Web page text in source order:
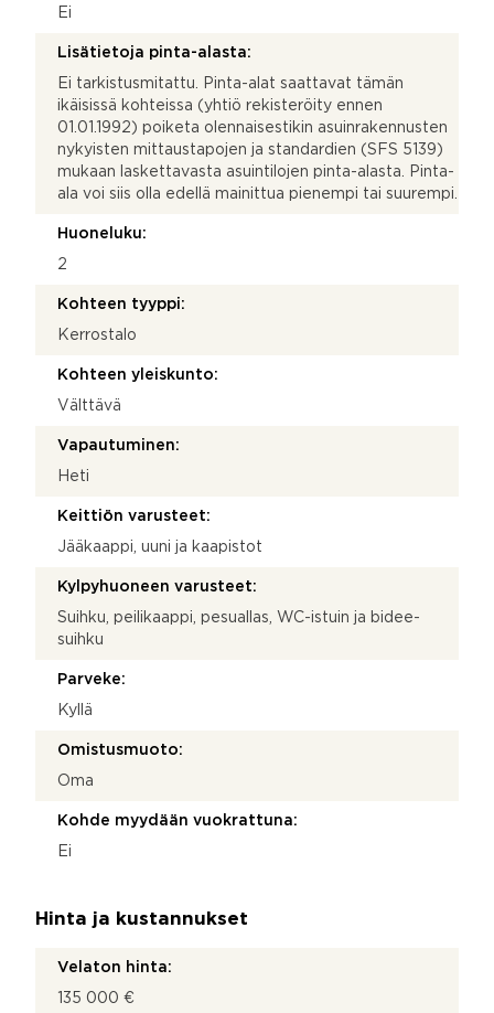
Ei
Lisätietoja pinta-alasta:
Ei tarkistusmitattu. Pinta-alat saattavat tämän
ikäisissä kohteissa (yhtiö rekisteröity ennen
01.01.1992) poiketa olennaisestikin asuinrakennusten
nykyisten mittaustapojen ja standardien (SFS 5139)
mukaan laskettavasta asuintilojen pinta-alasta. Pinta-
ala voi siis olla edellä mainittua pienempi tai suurempi.
Huoneluku:
2
Kohteen tyyppi:
Kerrostalo
Kohteen yleiskunto:
Välttävä
Vapautuminen:
Heti
Keittiön varusteet:
Jääkaappi, uuni ja kaapistot
Kylpyhuoneen varusteet:
Suihku, peilikaappi, pesuallas, WC-istuin ja bidee-
suihku
Parveke:
Kyllä
Omistusmuoto:
Oma
Kohde myydään vuokrattuna:
Ei
Hinta ja kustannukset
Velaton hinta:
135 000 €